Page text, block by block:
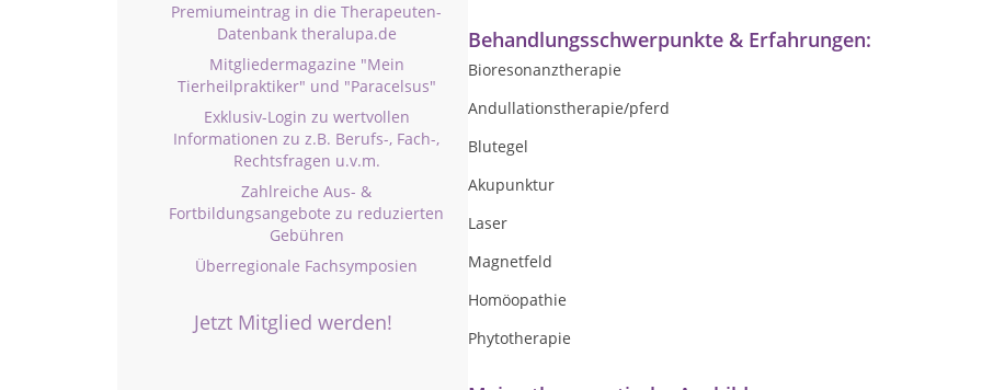
Premiumeintrag in die Therapeuten-
Datenbank theralupa.de
Mitgliedermagazine "Mein
Tierheilpraktiker" und "Paracelsus"
Exklusiv-Login zu wertvollen
Informationen zu z.B. Berufs-, Fach-,
Rechtsfragen u.v.m.
Zahlreiche Aus- &
Fortbildungsangebote zu reduzierten
Gebühren
Überregionale Fachsymposien
Jetzt Mitglied werden!
Behandlungsschwerpunkte & Erfahrungen:
Bioresonanztherapie
Andullationstherapie/pferd
Blutegel
Akupunktur
Laser
Magnetfeld
Homöopathie
Phytotherapie